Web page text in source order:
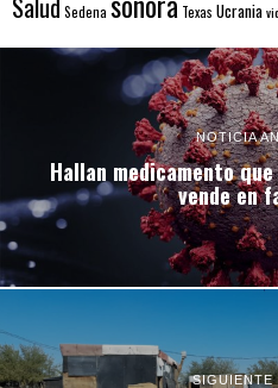
Sedena Texas Ucrania
NOTICIA
Hallan medicamento
vende en
SIGUIENTE